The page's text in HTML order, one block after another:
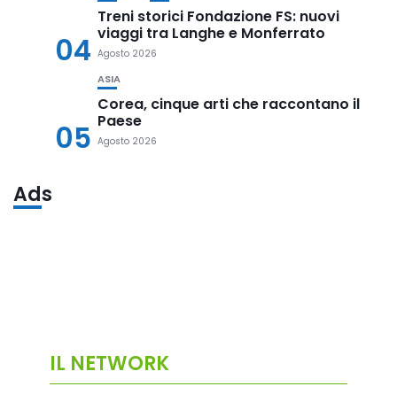
04
Treni storici Fondazione FS: nuovi
viaggi tra Langhe e Monferrato
Agosto 2026
05
ASIA
Corea, cinque arti che raccontano il
Paese
Agosto 2026
Ads
IL NETWORK